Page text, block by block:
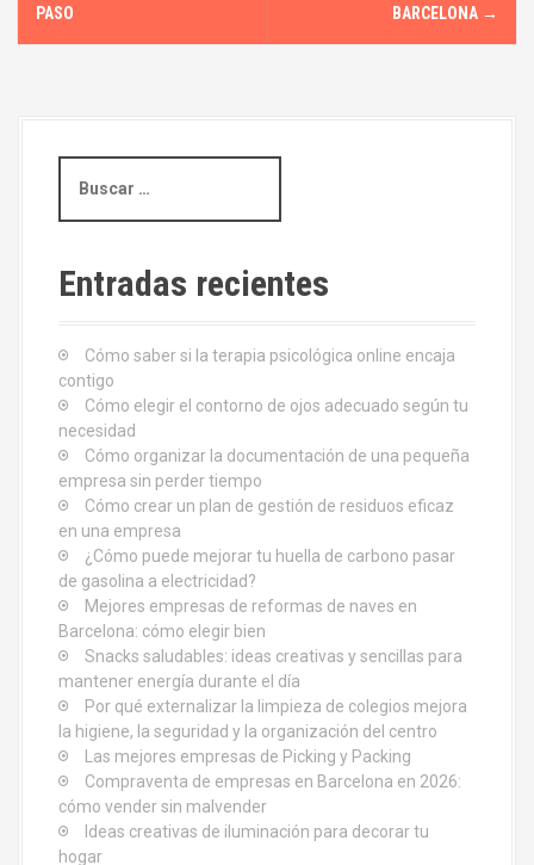
v
PASO
BARCELONA →
s
a
rEntradas recientes
Cómo saber si la terapia psicológica online encaja
contigo
Cómo elegir el contorno de ojos adecuado según tu
necesidad
Cómo organizar la documentación de una pequeña
empresa sin perder tiempo
Cómo crear un plan de gestión de residuos eficaz
en una empresa
¿Cómo puede mejorar tu huella de carbono pasar
de gasolina a electricidad?
Mejores empresas de reformas de naves en
Barcelona: cómo elegir bien
Snacks saludables: ideas creativas y sencillas para
mantener energía durante el día
Por qué externalizar la limpieza de colegios mejora
la higiene, la seguridad y la organización del centro
Las mejores empresas de Picking y Packing
Compraventa de empresas en Barcelona en 2026:
cómo vender sin malvender
Ideas creativas de iluminación para decorar tu
hogar